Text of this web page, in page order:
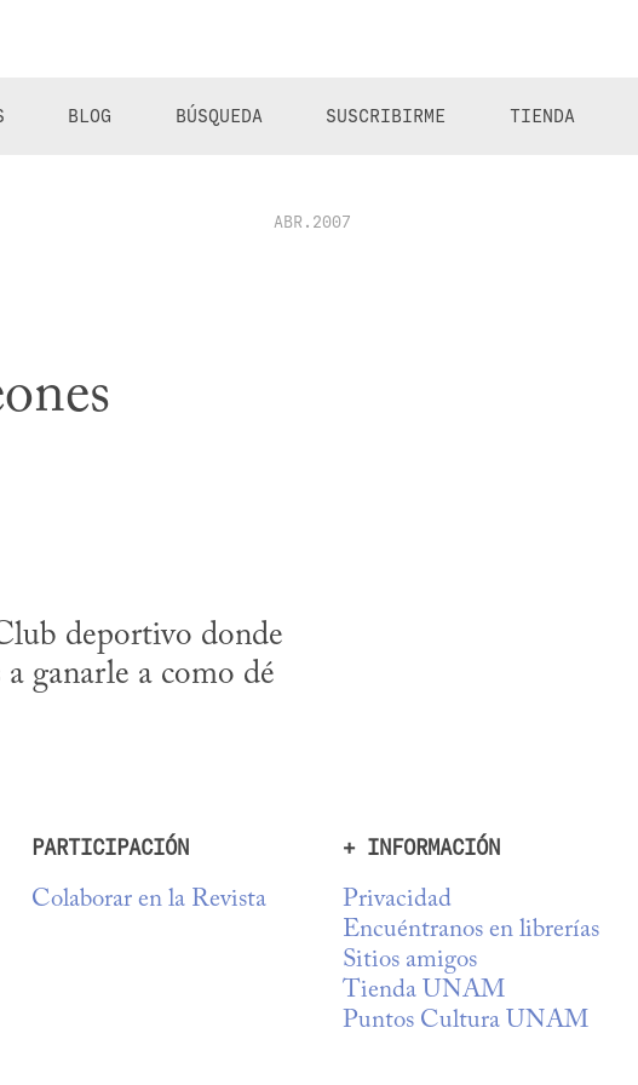
BLOG BÚSQUEDA SUSCRIBIRME TIENDA
ABR.2007
deportivo donde
ganarle a como dé
PARTICIPACIÓN
Colaborar en la Revista
+ INFORMACIÓN
Privacidad
Encuéntranos en librerías
Sitios amigos
Tienda UNAM
Puntos Cultura UNAM